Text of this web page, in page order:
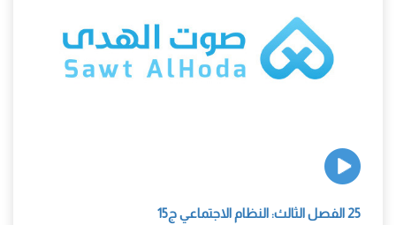
25 الفصل الثالث: النظام الاجتماعي ج15